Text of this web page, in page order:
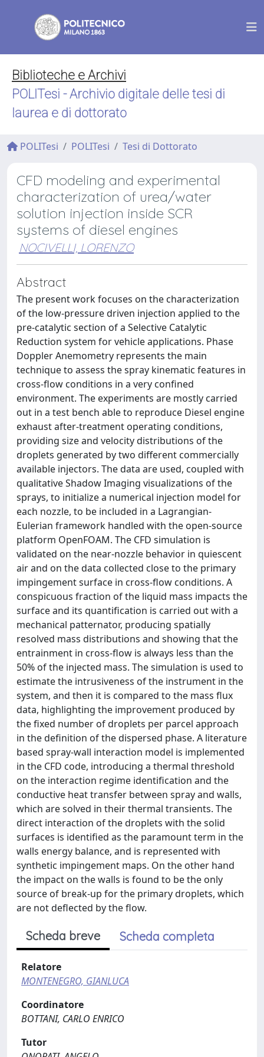
Biblioteche e Archivi
POLITesi - Archivio digitale delle tesi di
laurea e di dottorato
POLITesi POLITesi Tesi di Dottorato
CFD modeling and experimental
characterization of urea/water
solution injection inside SCR
systems of diesel engines
NOCIVELLI, LORENZO
Abstract
The present work focuses on the characterization
of the low-pressure driven injection applied to the
pre-catalytic section of a Selective Catalytic
Reduction system for vehicle applications. Phase
Doppler Anemometry represents the main
technique to assess the spray kinematic features in
cross-flow conditions in a very confined
environment. The experiments are mostly carried
out in a test bench able to reproduce Diesel engine
exhaust after-treatment operating conditions,
providing size and velocity distributions of the
droplets generated by two different commercially
available injectors. The data are used, coupled with
qualitative Shadow Imaging visualizations of the
sprays, to initialize a numerical injection model for
each nozzle, to be included in a Lagrangian-
Eulerian framework handled with the open-source
platform OpenFOAM. The CFD simulation is
validated on the near-nozzle behavior in quiescent
air and on the data collected close to the primary
impingement surface in cross-flow conditions. A
conspicuous fraction of the liquid mass impacts the
surface and its quantification is carried out with a
mechanical patternator, producing spatially
resolved mass distributions and showing that the
entrainment in cross-flow is always less than the
50% of the injected mass. The simulation is used to
estimate the intrusiveness of the instrument in the
system, and then it is compared to the mass flux
data, highlighting the improvement produced by
the fixed number of droplets per parcel approach
in the definition of the dispersed phase. A literature
based spray-wall interaction model is implemented
in the CFD code, introducing a thermal threshold
on the interaction regime identification and the
conductive heat transfer between spray and walls,
which are solved in their thermal transients. The
direct interaction of the droplets with the solid
surfaces is identified as the paramount term in the
walls energy balance, and is represented with
synthetic impingement maps. On the other hand
the impact on the walls is found to be the only
source of break-up for the primary droplets, which
are not deflected by the flow.
Scheda breve Scheda completa
Relatore
MONTENEGRO, GIANLUCA
Coordinatore
BOTTANI, CARLO ENRICO
Tutor